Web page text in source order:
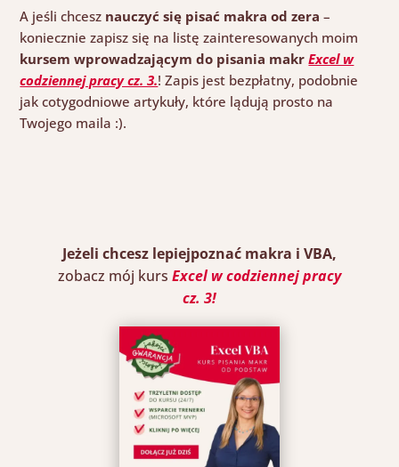
A jeśli chcesz nauczyć się pisać makra od zera –
koniecznie zapisz się na listę zainteresowanych moim
kursem wprowadzającym do pisania makr Excel w
codziennej pracy cz. 3.! Zapis jest bezpłatny, podobnie
jak cotygodniowe artykuły, które lądują prosto na
Twojego maila :).
Jeżeli chcesz lepiejpoznać makra i VBA,
zobacz mój kurs Excel w codziennej pracy
cz. 3!